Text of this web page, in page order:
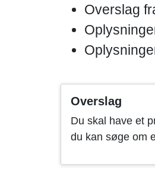
Overslag
Overslag
Du skal have et
du kan søge om